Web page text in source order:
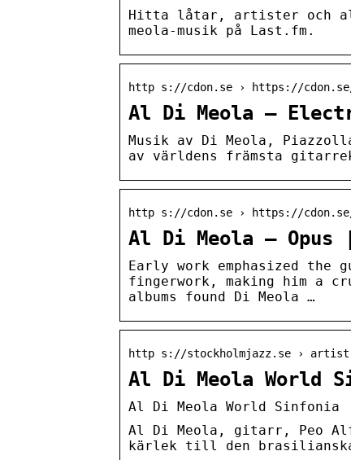
Hitta låtar, artister och
meola-musik på Last.fm.
http s://cdon.se › https://
Al Di Meola –
Musik av Di Meola,
av världens främsta
http s://cdon.se › https://
Al Di Meola – Opus |
Early work emphasized
fingerwork, making him a
albums found Di Meola …
http s://stockholmjazz.se ›
Al Di Meola World
Al Di Meola World Sinfonia
Al Di Meola, gitarr, Peo
kärlek till den brasilianska